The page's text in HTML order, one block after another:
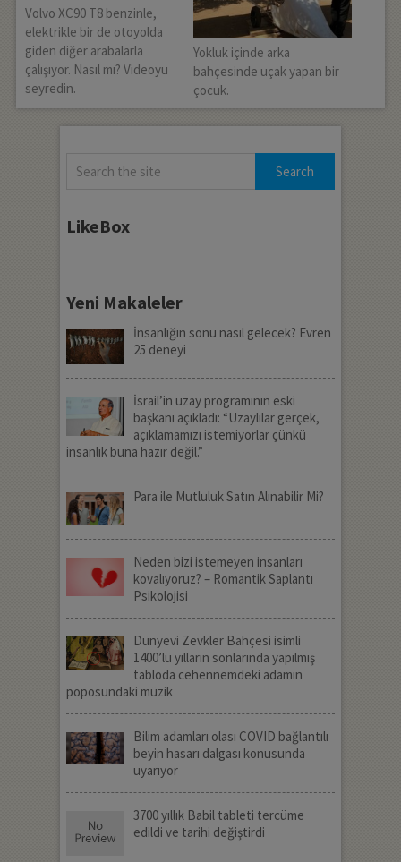
Volvo XC90 T8 benzinle,
elektrikle bir de otoyolda
giden diğer arabalarla
çalışıyor. Nasıl mı? Videoyu
seyredin.
Yokluk içinde arka
bahçesinde uçak yapan bir
çocuk.
LikeBox
Yeni Makaleler
İnsanlığın sonu nasıl gelecek? Evren
25 deneyi
İsrail’in uzay programının eski
başkanı açıkladı: “Uzaylılar gerçek,
açıklamamızı istemiyorlar çünkü
insanlık buna hazır değil.”
Para ile Mutluluk Satın Alınabilir Mi?
Neden bizi istemeyen insanları
kovalıyoruz? – Romantik Saplantı
Psikolojisi
Dünyevi Zevkler Bahçesi isimli
1400’lü yılların sonlarında yapılmış
tabloda cehennemdeki adamın
poposundaki müzik
Bilim adamları olası COVID bağlantılı
beyin hasarı dalgası konusunda
uyarıyor
3700 yıllık Babil tableti tercüme
edildi ve tarihi değiştirdi